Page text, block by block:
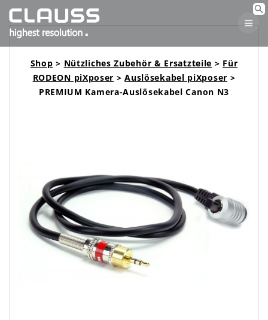
Shop > Nützliches Zubehör & Ersatzteile > Für
RODEON piXposer >Auslösekabel piXposer >
PREMIUM Kamera-Auslösekabel Canon N3